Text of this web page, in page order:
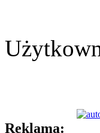
Reklama: